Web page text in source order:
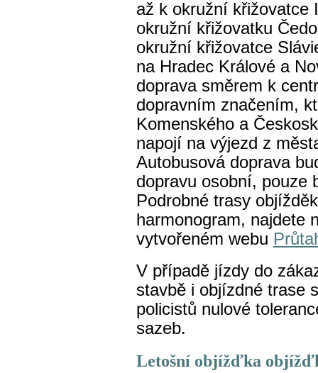
až k okružní křižovatce
okružní křižovatku
okružní křižovatce
na Hradec Králové a
doprava směrem k
dopravním značením,
Komenského a
napojí na výjezd z
Autobusová doprava
dopravu osobní, pouze
Podrobné trasy
harmonogram, najdete
vytvořeném webu
V případě jízdy do
stavbě i objízdné trase
policistů nulové
sazeb.
Letošní objížďka